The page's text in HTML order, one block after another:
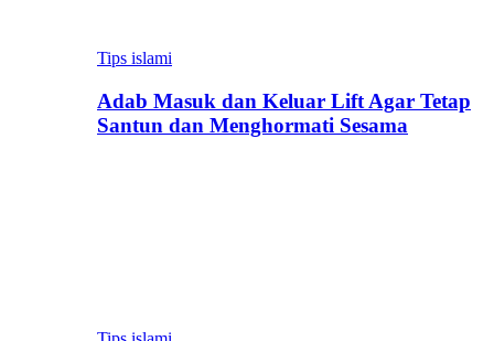
Tips islami
Adab Masuk dan Keluar Lift Agar Tetap
Santun dan Menghormati Sesama